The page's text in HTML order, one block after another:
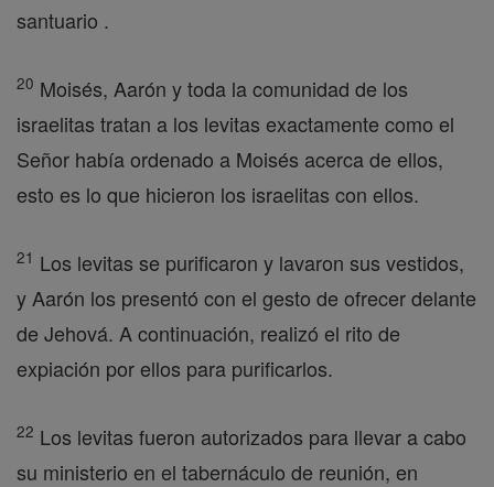
santuario .
20 Moisés, Aarón y toda la comunidad de los
israelitas tratan a los levitas exactamente como el
Señor había ordenado a Moisés acerca de ellos,
esto es lo que hicieron los israelitas con ellos.
21 Los levitas se purificaron y lavaron sus vestidos,
y Aarón los presentó con el gesto de ofrecer delante
de Jehová. A continuación, realizó el rito de
expiación por ellos para purificarlos.
22 Los levitas fueron autorizados para llevar a cabo
su ministerio en el tabernáculo de reunión, en